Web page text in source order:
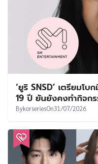
‘ยูริ SNSD’ เตรียมโ
19 ปี ยันยังคงทำกิจก
BykorseriesOn31/07/2026